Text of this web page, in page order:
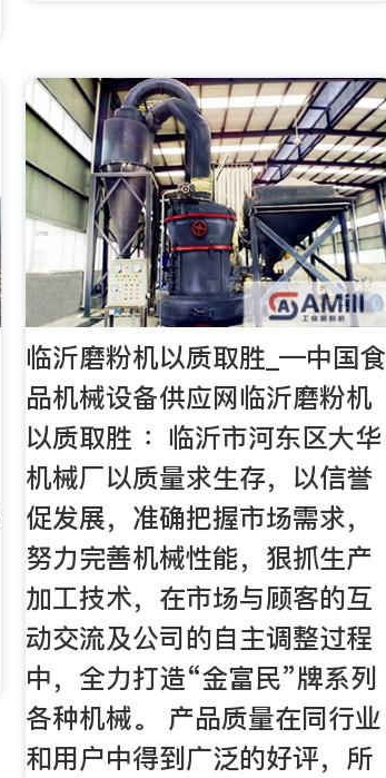
临沂磨粉机以质取胜_—中国食
品机械设备供应网临沂磨粉机
以质取胜 ：临沂市河东区大华
机械厂以质量求生存，以信誉
促发展，准确把握市场需求，
努力完善机械性能，狠抓生产
加工技术，在市场与顾客的互
动交流及公司的自主调整过程
中，全力打造“金富民”牌系列
各种机械。 产品质量在同行业
和用户中得到广泛的好评，所